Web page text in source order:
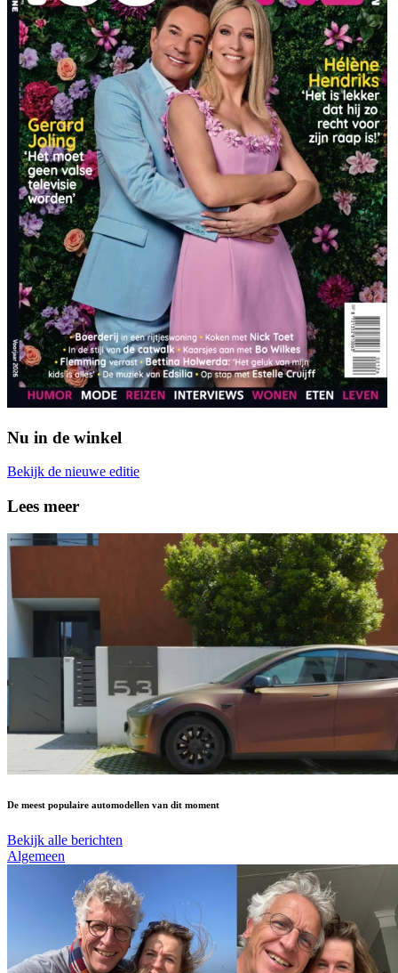
Nu in de winkel
Bekijk de nieuwe editie
Lees meer
De meest populaire automodellen van dit moment
Bekijk alle berichten
Algemeen